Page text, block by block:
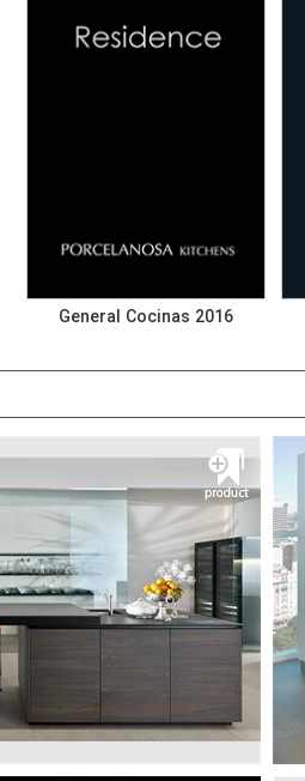
General Cocinas 2016
کابینت AVANT GARDE G039
خانه آراد GAMADECOR
گامادکور کابینت آشپزخانه محصول اسپانیا